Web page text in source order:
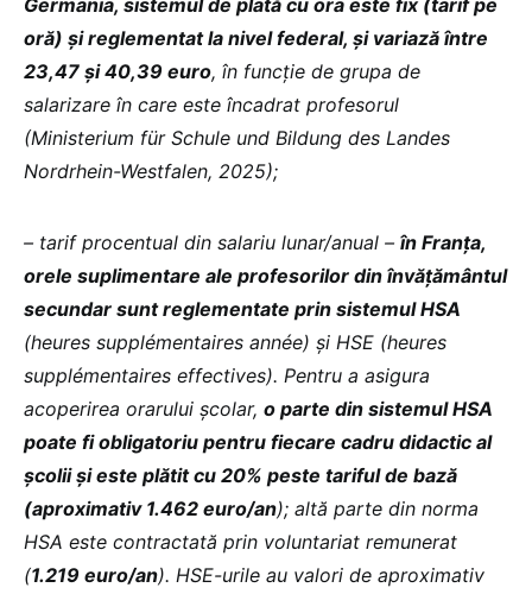
oră) și reglementat la nivel federal, și variază între
23,47 și 40,39 euro, în funcție de grupa de
salarizare în care este încadrat profesorul
(Ministerium für Schule und Bildung des Landes
Nordrhein-Westfalen, 2025);
– tarif procentual din salariu lunar/anual – în Franța,
orele suplimentare ale profesorilor din învățământul
secundar sunt reglementate prin sistemul HSA
(heures supplémentaires année) și HSE (heures
supplémentaires effectives). Pentru a asigura
acoperirea orarului școlar, o parte din sistemul HSA
poate fi obligatoriu pentru fiecare cadru didactic al
școlii și este plătit cu 20% peste tariful de bază
(aproximativ 1.462 euro/an); altă parte din norma
HSA este contractată prin voluntariat remunerat
(1.219 euro/an). HSE-urile au valori de aproximativ